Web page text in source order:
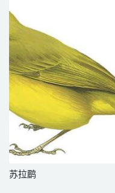
苏拉鹛